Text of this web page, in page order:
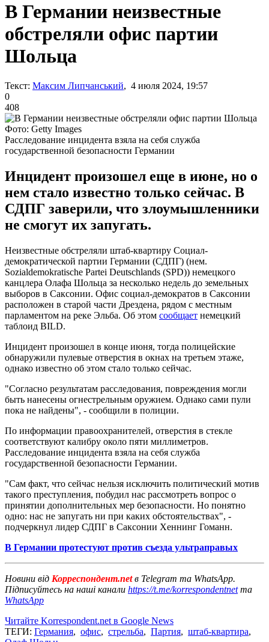
В Германии неизвестные
обстреляли офис партии
Шольца
Текст: Максим Липчанський, 4 июля 2024, 19:57
0
408
Фото: Getty Images
Расследование инцидента взяла на себя служба
государственной безопасности Германии
Инцидент произошел еще в июне, но о
нем стало известно только сейчас. В
СДПГ заверили, что злоумышленники
не смогут их запугать.
Неизвестные обстреляли штаб-квартиру Социал-
демократической партии Германии (СДПГ) (нем.
Sozialdemokratische Partei Deutschlands (SPD)) немецкого
канцлера Олафа Шольца за несколько недель до земельных
выборов в Саксонии. Офис социал-демократов в Саксонии
расположен в старой части Дрездена, рядом с местным
парламентом на реке Эльба. Об этом сообщает немецкий
таблоид BILD.
Инцидент произошел в конце июня, тогда полицейские
обнаружили пулевые отверстия в окнах на третьем этаже,
однако известно об этом стало только сейчас.
"Согласно результатам расследования, повреждения могли
быть нанесены огнестрельным оружием. Однако сами пули
пока не найдены", - сообщили в полиции.
По информации правоохранителей, отверстия в стекле
соответствуют калибру около пяти миллиметров.
Расследование инцидента взяла на себя служба
государственной безопасности Германии.
"Сам факт, что сейчас нельзя исключить политический мотив
такого преступления, побудил нас рассмотреть вопрос о
принятии дополнительных мер безопасности. Но понятно
одно: нас не запугать ни при каких обстоятельствах", -
подчеркнул лидер СДПГ в Саксонии Хеннинг Гоманн.
В Германии протестуют против съезда ультраправых
Новини від Корреспондент.netв Telegram та WhatsApp.
Підписуйтесь на наші канали https://t.me/korrespondentnetта
WhatsApp
Читайте Korrespondent.net в Google News
ТЕГИ: Германия, офис, стрельба, Партия, штаб-квартира,